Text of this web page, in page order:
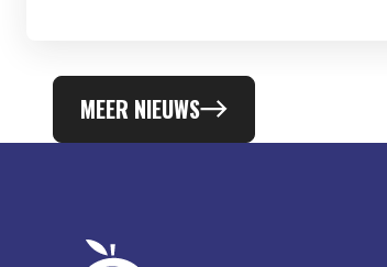
MEER NIEUWS